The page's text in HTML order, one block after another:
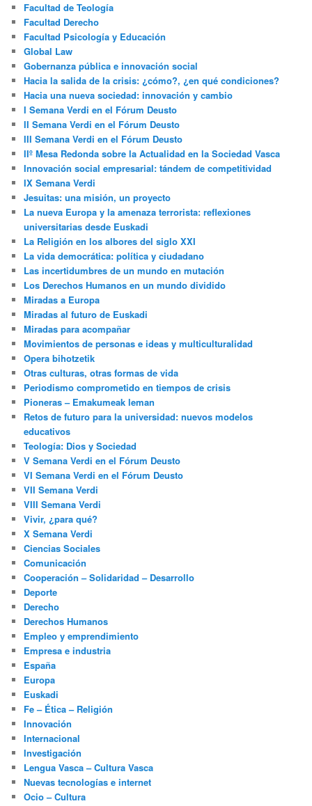
Facultad de Teología
Facultad Derecho
Facultad Psicología y Educación
Global Law
Gobernanza pública e innovación social
Hacia la salida de la crisis: ¿cómo?, ¿en qué condiciones?
Hacia una nueva sociedad: innovación y cambio
I Semana Verdi en el Fórum Deusto
II Semana Verdi en el Fórum Deusto
III Semana Verdi en el Fórum Deusto
IIº Mesa Redonda sobre la Actualidad en la Sociedad Vasca
Innovación social empresarial: tándem de competitividad
IX Semana Verdi
Jesuitas: una misión, un proyecto
La nueva Europa y la amenaza terrorista: reflexiones
universitarias desde Euskadi
La Religión en los albores del siglo XXI
La vida democrática: política y ciudadano
Las incertidumbres de un mundo en mutación
Los Derechos Humanos en un mundo dividido
Miradas a Europa
Miradas al futuro de Euskadi
Miradas para acompañar
Movimientos de personas e ideas y multiculturalidad
Opera bihotzetik
Otras culturas, otras formas de vida
Periodismo comprometido en tiempos de crisis
Pioneras – Emakumeak leman
Retos de futuro para la universidad: nuevos modelos
educativos
Teología: Dios y Sociedad
V Semana Verdi en el Fórum Deusto
VI Semana Verdi en el Fórum Deusto
VII Semana Verdi
VIII Semana Verdi
Vivir, ¿para qué?
X Semana Verdi
Ciencias Sociales
Comunicación
Cooperación – Solidaridad – Desarrollo
Deporte
Derecho
Derechos Humanos
Empleo y emprendimiento
Empresa e industria
España
Europa
Euskadi
Fe – Ética – Religión
Innovación
Internacional
Investigación
Lengua Vasca – Cultura Vasca
Nuevas tecnologías e internet
Ocio – Cultura